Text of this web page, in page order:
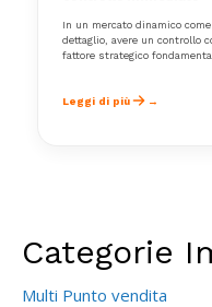
In un mercato dinamico
dettaglio, avere un controllo
fattore strategico
flessibile.
Leggi di più
Categorie
Multi Punto vendita